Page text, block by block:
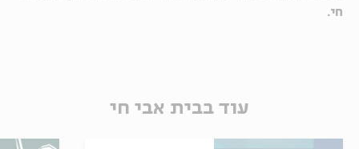
חי.
עוד בבית אבי חי